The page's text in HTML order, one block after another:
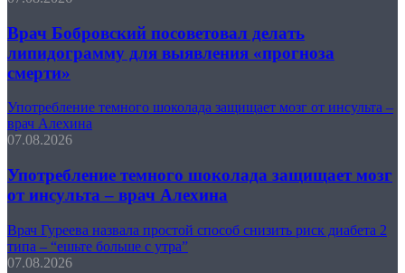
Врач Бобровский посоветовал делать
липидограмму для выявления «прогноза
смерти»
Употребление темного шоколада защищает мозг от инсульта –
врач Алехина
07.08.2026
Употребление темного шоколада защищает мозг
от инсульта – врач Алехина
Врач Гуреева назвала простой способ снизить риск диабета 2
типа – “ешьте больше с утра”
07.08.2026